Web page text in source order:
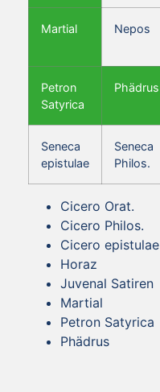
Martial Nepos
Petron
Satyrica
Phädrus
Seneca
epistulae
Seneca
Philos.
Cicero Orat.
Cicero Philos.
Cicero epistulae
Horaz
Juvenal Satiren
Martial
Petron Satyrica
Phädrus